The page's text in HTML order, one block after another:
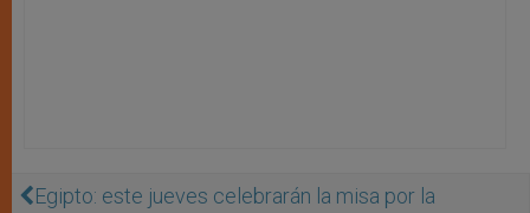
Egipto: este jueves celebrarán la misa por la